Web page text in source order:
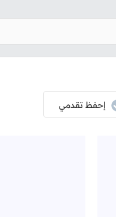
إحفظ تقدمي